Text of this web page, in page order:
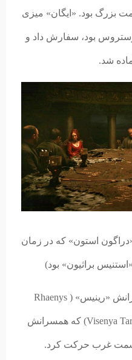
بزرگ بود. «ایگان» میزی
بود، سفارش داد و
شد.
استون» که در زمان
براثیون» بود)
«ایگان تارگرین» به کمک خواهرانش «رینیس» ( Rhaenys
Targaryen) و «ویسنیا» (Visenya Targaryen) که همسرانش
سمت غرب حرکت کرد.